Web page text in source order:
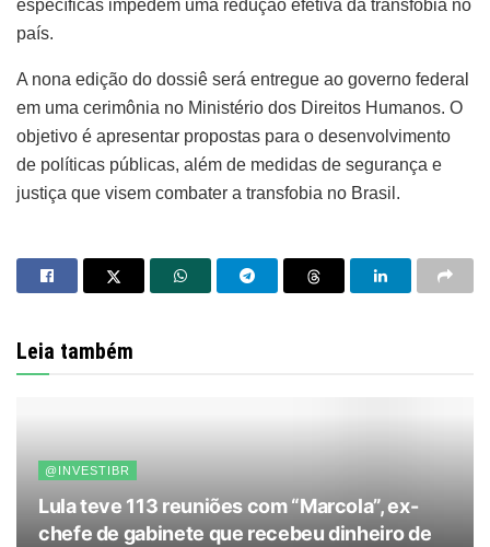
específicas impedem uma redução efetiva da transfobia no
país.
A nona edição do dossiê será entregue ao governo federal
em uma cerimônia no Ministério dos Direitos Humanos. O
objetivo é apresentar propostas para o desenvolvimento
de políticas públicas, além de medidas de segurança e
justiça que visem combater a transfobia no Brasil.
Leia também
@INVESTIBR
Lula teve 113 reuniões com “Marcola”, ex-
chefe de gabinete que recebeu dinheiro de